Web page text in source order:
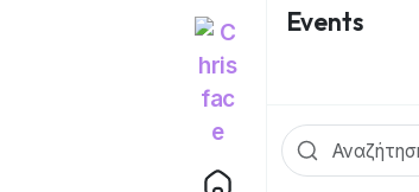
Events